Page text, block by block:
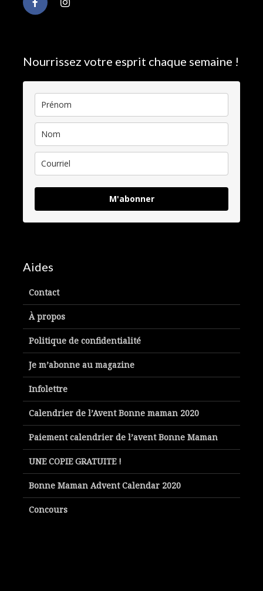
Nourrissez votre esprit chaque semaine !
M'abonner
Aides
Contact
À propos
Politique de confidentialité
Je m’abonne au magazine
Infolettre
Calendrier de l’Avent Bonne maman 2020
Paiement calendrier de l’avent Bonne Maman
UNE COPIE GRATUITE !
Bonne Maman Advent Calendar 2020
Concours